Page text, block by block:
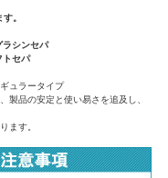
。
シンセパ
トセパ
ュラータイプ
製品の安定と使い易さを追及し、
ます。